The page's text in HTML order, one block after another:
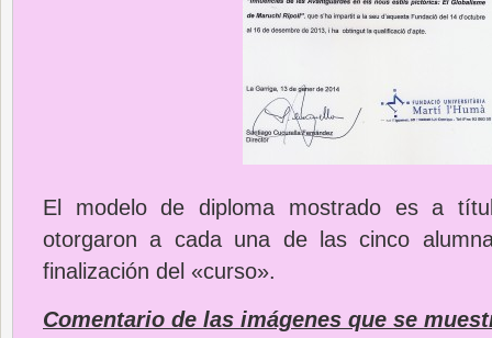
El modelo de diploma mostrado es a
otorgaron a cada una de las cinco
finalización del «curso».
Comentario de las imágenes que se